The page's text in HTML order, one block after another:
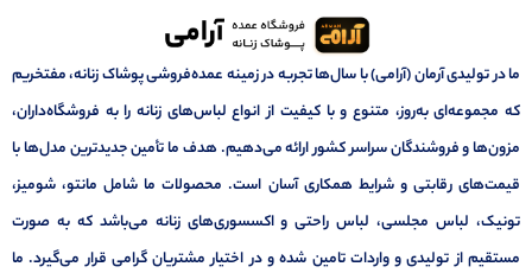
ما در تولیدی آرمان (آرامی) با سال‌ها تجربه در زمینه عمده‌فروشی پوشاک زنانه، مفتخریم
که مجموعه‌ای به‌روز، متنوع و با کیفیت از انواع لباس‌های زنانه را به فروشگاه‌داران،
مزون‌ها و فروشندگان سراسر کشور ارائه می‌دهیم. هدف ما تأمین جدیدترین مدل‌ها با
قیمت‌های رقابتی و شرایط همکاری آسان است. محصولات ما شامل مانتو، شومیز،
تونیک، لباس مجلسی، لباس راحتی و اکسسوری‌های زنانه می‌باشد که به صورت
مستقیم از تولیدی و واردات تامین شده و در اختیار مشتریان گرامی قرار می‌گیرد. ما